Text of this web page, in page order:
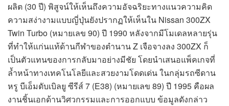
ผลิต (30 ปี) พิสูจน์ให้เห็นถึงความอัจฉริยะทางแนวความคิด
ความสง่างามแบบญี่ปุ่นยังปรากฏให้เห็นใน Nissan 300ZX
Twin Turbo (หมายเลข 90) ปี 1990 หลังจากมีโมเดลหลายรุ่น
ที่ทำให้แก่นแท้ด้านกีฬาของตำนาน Z เจือจางลง 300ZX ก็
เป็นตัวแทนของการกลับมาอย่างมีชัย โดยนำเสนอแพ็คเกจที่
ล้ำหน้าทางเทคโนโลยีและสวยงามโดดเด่น ในกลุ่มรถซีดาน
หรู บีเอ็มดับเบิลยู ซีรีส์ 7 (E38) (หมายเลข 89) ปี 1995 คือผล
งานชิ้นเอกด้านวิศวกรรมและการออกแบบ ข้อมูลดังกล่าว